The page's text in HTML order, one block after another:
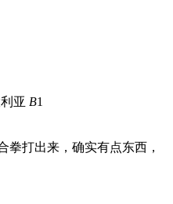
亚 B1
拳打出来，确实有点东西，